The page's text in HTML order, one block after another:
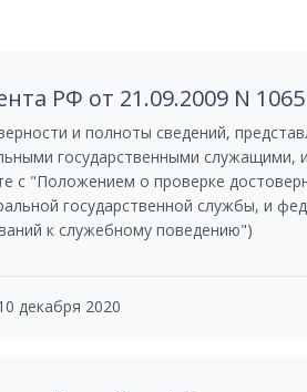
РФ от 21.09.2009 N
и полноты сведений,
государственными
с "Положением о проверке
государственной службы, и
к служебному поведению")
декабря 2020